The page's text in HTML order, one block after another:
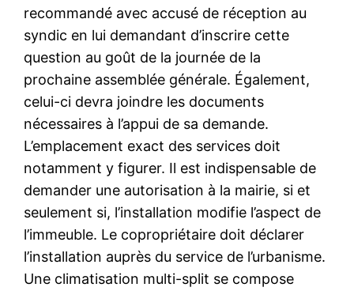
recommandé avec accusé de réception au
syndic en lui demandant d’inscrire cette
question au goût de la journée de la
prochaine assemblée générale. Également,
celui-ci devra joindre les documents
nécessaires à l’appui de sa demande.
L’emplacement exact des services doit
notamment y figurer. Il est indispensable de
demander une autorisation à la mairie, si et
seulement si, l’installation modifie l’aspect de
l’immeuble. Le copropriétaire doit déclarer
l’installation auprès du service de l’urbanisme.
Une climatisation multi-split se compose